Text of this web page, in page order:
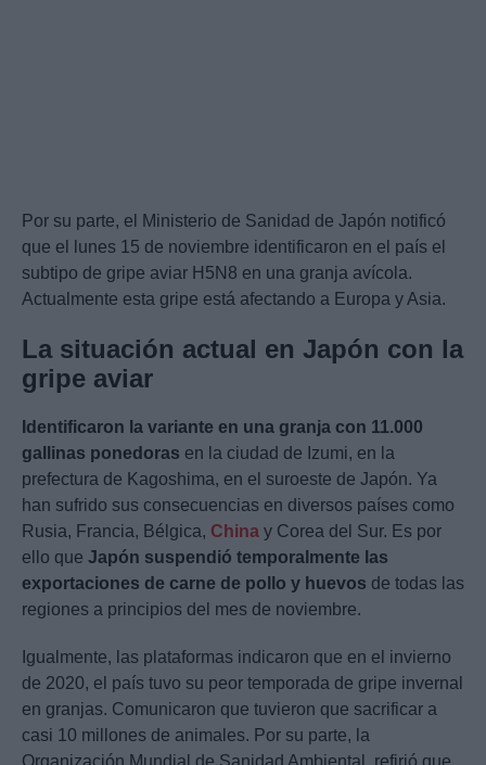
Por su parte, el Ministerio de Sanidad de Japón notificó
que el lunes 15 de noviembre identificaron en el país el
subtipo de gripe aviar H5N8 en una granja avícola.
Actualmente esta gripe está afectando a Europa y Asia.
La situación actual en Japón con la
gripe aviar
Identificaron la variante en una granja con 11.000
gallinas ponedoras en la ciudad de Izumi, en la
prefectura de Kagoshima, en el suroeste de Japón. Ya
han sufrido sus consecuencias en diversos países como
Rusia, Francia, Bélgica, China y Corea del Sur. Es por
ello que Japón suspendió temporalmente las
exportaciones de carne de pollo y huevos de todas las
regiones a principios del mes de noviembre.
Igualmente, las plataformas indicaron que en el invierno
de 2020, el país tuvo su peor temporada de gripe invernal
en granjas. Comunicaron que tuvieron que sacrificar a
casi 10 millones de animales. Por su parte, la
Organización Mundial de Sanidad Ambiental, refirió que